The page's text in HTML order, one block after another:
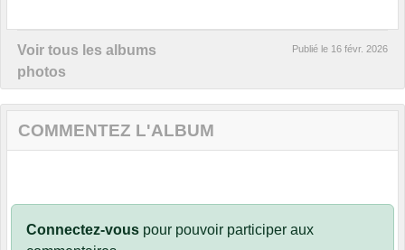
Voir tous les albums
photos
Publié le 16 févr. 2026
COMMENTEZ L'ALBUM
Connectez-vous pour pouvoir participer aux